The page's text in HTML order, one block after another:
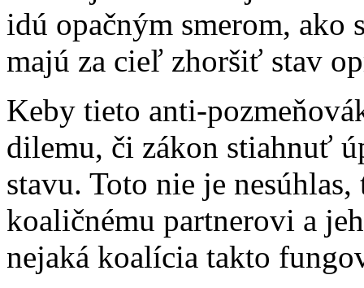
idú opačným smerom, ako
majú za cieľ zhoršiť stav
Keby tieto anti-
dilemu, či zákon stiahnuť
stavu. Toto nie je
koaličnému partnerovi a
nejaká koalícia takto